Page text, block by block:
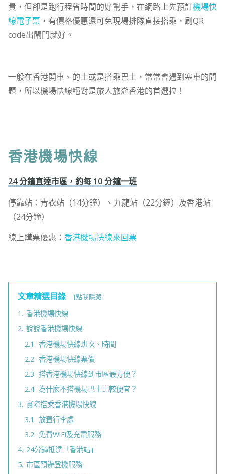
貴，但卻是跑行程省時間的好幫手，在網路上先預訂機場快
線電子票，有價格優惠還可免現場排隊直接搭乘，刷QR
code出閘門就好。
一般在香港開車、的士或是搭乘巴士，常常會遇到塞車的問
題，所以機場快線絕對是旅人旅遊香港的首選拉！
香港機場快線
24 分鐘直達市區，約每 10 分鐘一班
停靠站：青衣站（14分鐘）、九龍站（22分鐘）及香港站
（24分鐘）
線上購票優惠： 香港機場快線來回票
文章精選目錄 [點我隱藏]
1. 香港機場快線
2. 說說香港機場快線
2.1. 香港機場快線班次、時間
2.2. 香港機場快線票價
2.3. 搭香港機場快線到市區最方便？
2.4. 為什麼不搭機場巴士比較便宜？
3. 實際搭乘香港機場快線
3.1. 放置行李處
3.2. 免費WiFi及充電服務
4. 24分鐘抵達「香港站」
5. 市區預辦登機服務